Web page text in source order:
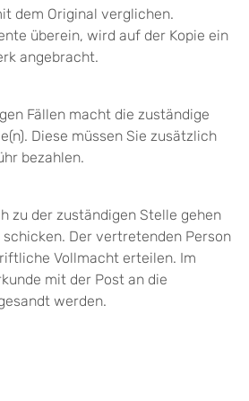
dem Original verglichen.
überein, wird auf der Kopie ein
angebracht.
Fällen macht die zuständige
Diese müssen Sie zusätzlich
bezahlen.
zu der zuständigen Stelle gehen
Der vertretenden Person
Vollmacht erteilen. Im
mit der Post an die
werden.